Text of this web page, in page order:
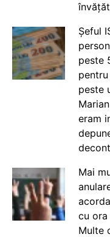
Șeful
peste
peste
eram
Mai
cu
Multe